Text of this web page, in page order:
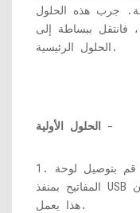
جرب هذه الحلول
فانتقل ببساطة إلى
الحلول الرئيسية.
الحلول الأولية -
1. افصل لوحة المفاتيح. انتظر لبعض الوقت. مرة أخرى ، قم بتوصيل لوحة
المفاتيح بمنفذ USB آخر على جهاز الكمبيوتر الخاص بك. تحقق مما إذا كان
هذا يعمل.